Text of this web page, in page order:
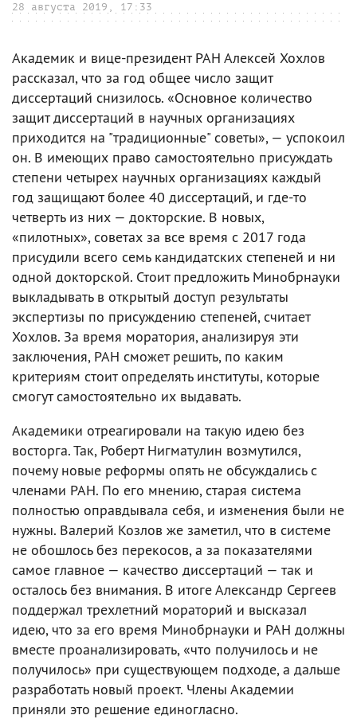
28 августа 2019, 17:33
Академик и вице-президент РАН Алексей Хохлов
рассказал, что за год общее число защит
диссертаций снизилось. «Основное количество
защит диссертаций в научных организациях
приходится на "традиционные" советы», — успокоил
он. В имеющих право самостоятельно присуждать
степени четырех научных организациях каждый
год защищают более 40 диссертаций, и где-то
четверть из них — докторские. В новых,
«пилотных», советах за все время с 2017 года
присудили всего семь кандидатских степеней и ни
одной докторской. Стоит предложить Минобрнауки
выкладывать в открытый доступ результаты
экспертизы по присуждению степеней, считает
Хохлов. За время моратория, анализируя эти
заключения, РАН сможет решить, по каким
критериям стоит определять институты, которые
смогут самостоятельно их выдавать.
Академики отреагировали на такую идею без
восторга. Так, Роберт Нигматулин возмутился,
почему новые реформы опять не обсуждались с
членами РАН. По его мнению, старая система
полностью оправдывала себя, и изменения были не
нужны. Валерий Козлов же заметил, что в системе
не обошлось без перекосов, а за показателями
самое главное — качество диссертаций — так и
осталось без внимания. В итоге Александр Сергеев
поддержал трехлетний мораторий и высказал
идею, что за его время Минобрнауки и РАН должны
вместе проанализировать, «что получилось и не
получилось» при существующем подходе, а дальше
разработать новый проект. Члены Академии
приняли это решение единогласно.